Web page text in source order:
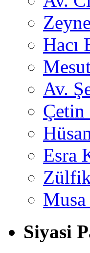
Av.
Çetin
Esra
Siyasi